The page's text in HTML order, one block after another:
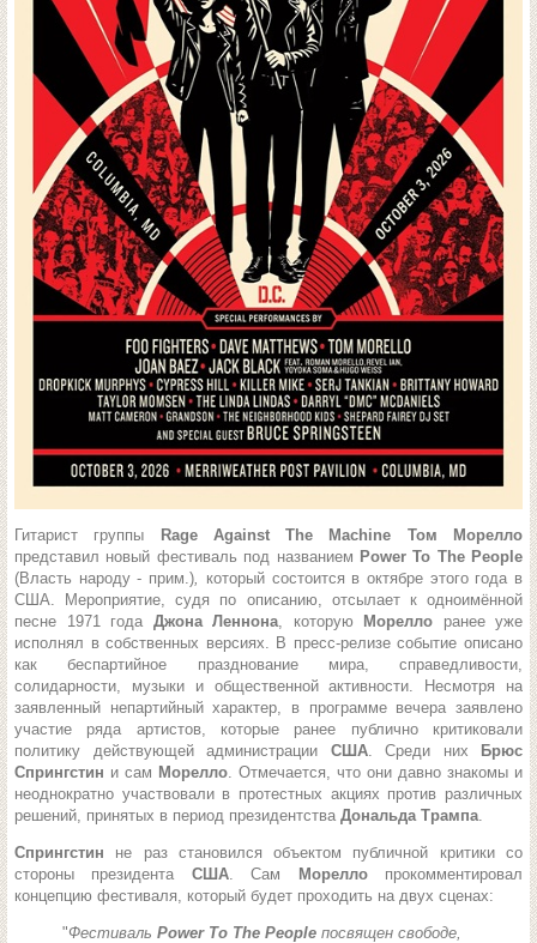
Гитарист группы
Rage Against The Machine Том Морелло
представил новый фестиваль под названием Power To The People
(Власть народу - прим.), который состоится в октябре этого года в
США. Мероприятие, судя по описанию, отсылает к одноимённой
песне 1971 года Джона Леннона, которую Морелло ранее уже
исполнял в собственных версиях. В пресс-релизе событие описано
как беспартийное празднование мира, справедливости,
солидарности, музыки и общественной активности. Несмотря на
заявленный непартийный характер, в программе вечера заявлено
участие ряда артистов, которые ранее публично критиковали
политику действующей администрации США. Среди них
Брюс
Спрингстин и сам Морелло. Отмечается, что они давно знакомы и
неоднократно участвовали в протестных акциях против различных
решений, принятых в период президентства Дональда Трампа.
Спрингстин не раз становился объектом публичной критики со
стороны президента США. Сам Морелло прокомментировал
концепцию фестиваля, который будет проходить на двух сценах:
"Фестиваль Power To The People посвящен свободе,